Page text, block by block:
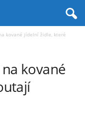
kované jídelní židle, které
kované